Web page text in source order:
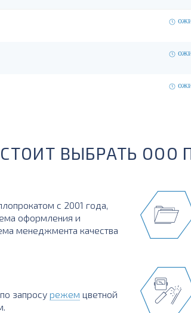
ВЫБРАТЬ ООО
с 2001 года,
оформления и
менеджмента качества
запросу режем цветной